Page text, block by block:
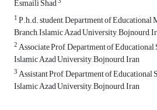
Esmaili Shad
1P.h.d. student, Department of Educational
Branch, Islamic Azad University, Bojnourd,
2Associate Prof, Department of Educational
Islamic Azad University, Bojnourd, Iran
3Assistant Prof, Department of Educational
Islamic Azad University, Bojnourd, Iran